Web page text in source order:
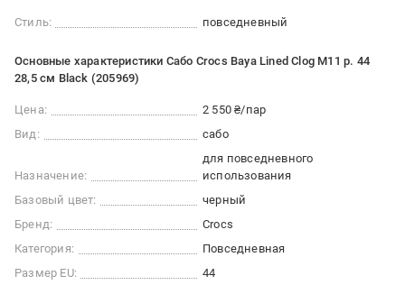
Стиль: повседневный
Основные характеристики Сабо Crocs Baya Lined Clog M11 р. 44
28,5 см Black (205969)
Цена:
2 550 ₴/пар
Вид:
сабо
Назначение:
для повседневного
использования
Базовый цвет:
черный
Бренд:
Crocs
Категория:
Повседневная
Размер EU:
44